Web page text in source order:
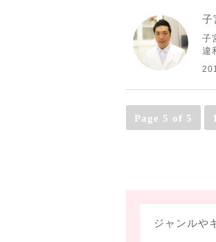
子
子
違
Page 5 of 5 1
ジャンルや